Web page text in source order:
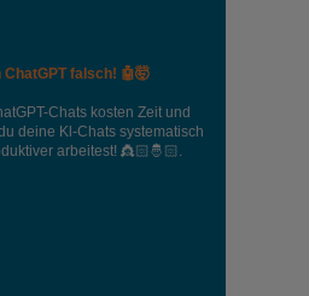
falsch! 🤖🤯
Chats kosten Zeit und
deine Kl-Chats systematisch
arbeitest! 👸🏻🤴🏻.